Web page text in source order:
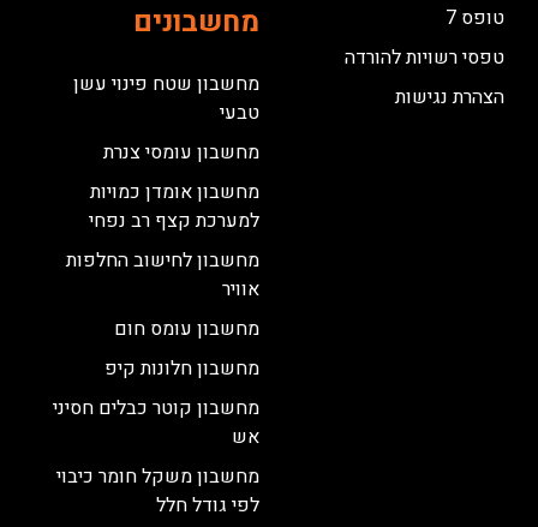
טופס 7
טפסי רשויות להורדה
הצהרת נגישות
מחשבונים
מחשבון שטח פינוי עשן
טבעי
מחשבון עומסי צנרת
מחשבון אומדן כמויות
למערכת קצף רב נפחי
מחשבון לחישוב החלפות
אוויר
מחשבון עומס חום
מחשבון חלונות קיפ
מחשבון קוטר כבלים חסיני
אש
מחשבון משקל חומר כיבוי
לפי גודל חלל